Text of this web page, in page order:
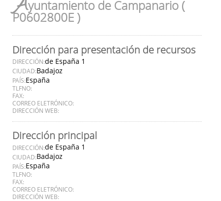
yuntamiento de Campanario (
P0602800E )
Dirección para presentación de recursos
DIRECCIÓN:de España 1
CIUDAD:Badajoz
PAÍS:España
TLFNO:
FAX:
CORREO ELETRÓNICO:
DIRECCIÓN WEB:
Dirección principal
DIRECCIÓN:de España 1
CIUDAD:Badajoz
PAÍS:España
TLFNO:
FAX:
CORREO ELETRÓNICO:
DIRECCIÓN WEB: